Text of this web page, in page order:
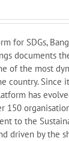
for SDGs,
documents
of the most
country. Since
has
150
to the
driven by the